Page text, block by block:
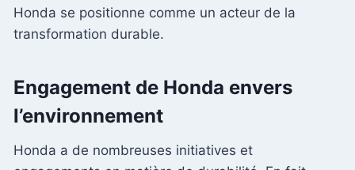
Honda se positionne comme un acteur de la
transformation durable.
Engagement de Honda envers
l’environnement
Honda a de nombreuses initiatives et